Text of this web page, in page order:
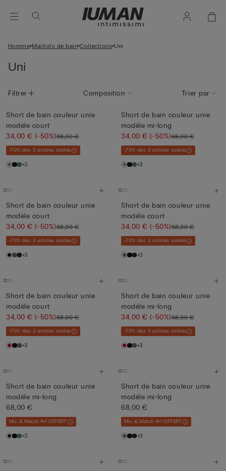
Homme Maillots de bain Collections Uni
Uni
Filtrer Composition Trier par
Short de bain couleur unie
modèle court
34,00 €(-50%)68,00 €
-70% dès 3 articles soldés
+3
Short de bain couleur unie
modèle mi-long
34,00 €(-50%)68,00 €
-70% dès 3 articles soldés
+3
Short de bain couleur unie
modèle court
34,00 €(-50%)68,00 €
-70% dès 3 articles soldés
+3
Short de bain couleur unie
modèle court
34,00 €(-50%)68,00 €
-70% dès 3 articles soldés
+3
Short de bain couleur unie
modèle court
34,00 €(-50%)68,00 €
-70% dès 3 articles soldés
+3
Short de bain couleur unie
modèle mi-long
34,00 €(-50%)68,00 €
-70% dès 3 articles soldés
+3
Short de bain couleur unie
modèle mi-long
68,00 €
Mix & Match 4+1 OFFERT
+3
Short de bain couleur unie
modèle mi-long
68,00 €
Mix & Match 4+1 OFFERT
+3